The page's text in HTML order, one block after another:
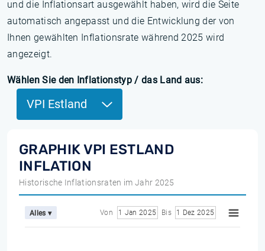
und die Inflationsart ausgewählt haben, wird die Seite
automatisch angepasst und die Entwicklung der von
Ihnen gewählten Inflationsrate während 2025 wird
angezeigt.
Wählen Sie den Inflationstyp / das Land aus:
VPI Estland
GRAPHIK VPI ESTLAND
INFLATION
Historische Inflationsraten im Jahr 2025
Alles ▾ Von 1 Jan 2025 Bis 1 Dez 2025